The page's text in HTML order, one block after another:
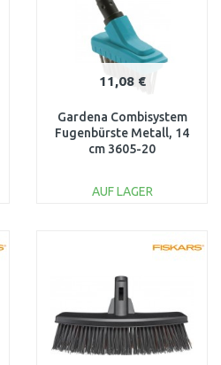
11,08 €
Gardena Combisystem
Fugenbürste Metall, 14
cm 3605-20
AUF LAGER